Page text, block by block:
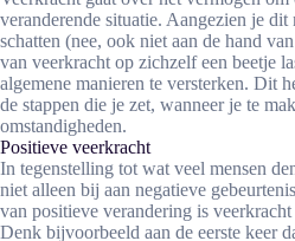
veranderende situatie. Aangezien je
schatten (nee, ook niet aan de hand
van veerkracht op zichzelf een beetje
algemene manieren te versterken. Dit
de stappen die je zet, wanneer je te
omstandigheden.
Positieve veerkracht
In tegenstelling tot wat veel mensen
niet alleen bij aan negatieve
van positieve verandering is
Denk bijvoorbeeld aan de eerste keer